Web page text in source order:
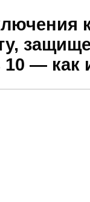
— как